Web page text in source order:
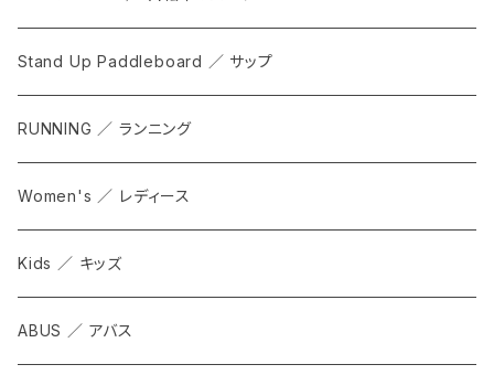
Stand Up Paddleboard ／ サップ
RUNNING ／ ランニング
Women's ／ レディース
Kids ／ キッズ
ABUS ／ アバス